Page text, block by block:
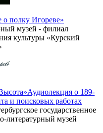
полку Игореве»
музей - филиал
культуры «Курский
Аудиолекция о 189-
и поисковых работах
государственное
литературный музей